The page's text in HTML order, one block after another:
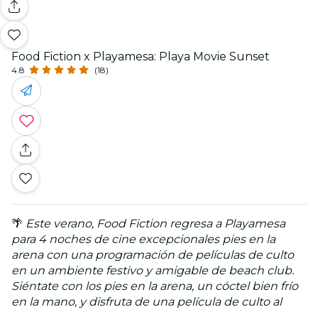
Food Fiction x Playamesa: Playa Movie Sunset
4.8 (18)
🌴 Este verano, Food Fiction regresa a Playamesa
para 4 noches de cine excepcionales pies en la
arena con una programación de películas de culto
en un ambiente festivo y amigable de beach club.
Siéntate con los pies en la arena, un cóctel bien frío
en la mano, y disfruta de una película de culto al